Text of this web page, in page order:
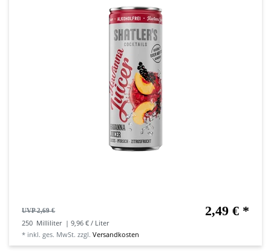
UVP 2,69 € 2,49 € *
250 Milliliter | 9,96 € / Liter
* inkl. ges. MwSt. zzgl.Versandkosten